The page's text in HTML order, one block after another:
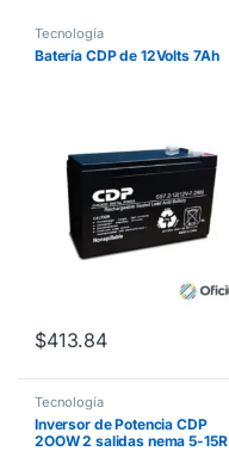
Tecnología
Batería CDP de 12Volts 7Ah
$413.84
Tecnología
Inversor de Potencia CDP
2OOW 2 salidas nema 5-15R